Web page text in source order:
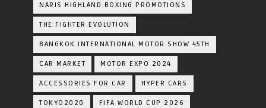
NARIS HIGHLAND BOXING PROMOTIONS
THE FIGHTER EVOLUTION
BANGKOK INTERNATIONAL MOTOR SHOW 45TH
CAR MARKET MOTOR EXPO 2024
ACCESSORIES FOR CAR HYPER CARS
TOKYO2020 FIFA WORLD CUP 2026